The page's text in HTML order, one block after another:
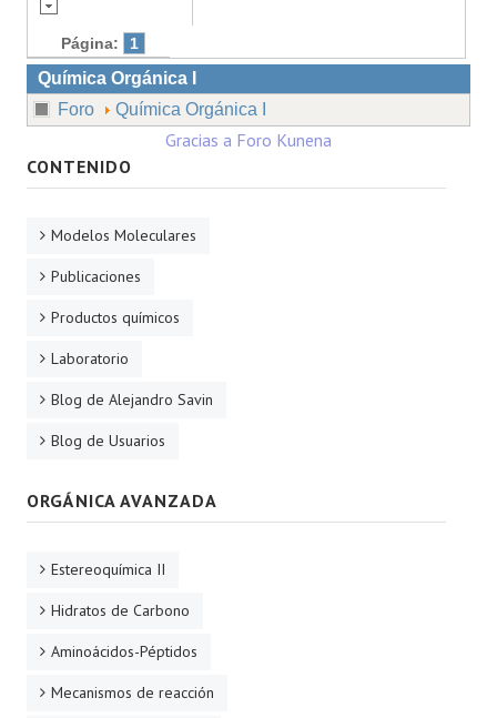
Página: 1
Química Orgánica I
Foro
Química Orgánica I
Gracias a Foro Kunena
CONTENIDO
Modelos Moleculares
Publicaciones
Productos químicos
Laboratorio
Blog de Alejandro Savin
Blog de Usuarios
ORGÁNICA AVANZADA
Estereoquímica II
Hidratos de Carbono
Aminoácidos-Péptidos
Mecanismos de reacción